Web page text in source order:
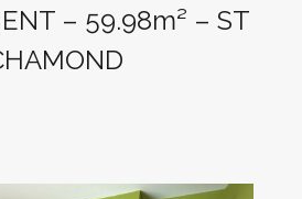
– 59.98m² – ST